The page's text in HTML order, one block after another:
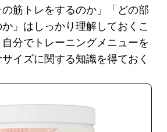
の筋トレをするのか」「どの部
」はしっかり理解しておくこ
自分でトレーニングメニューを
イズに関する知識を得ておく